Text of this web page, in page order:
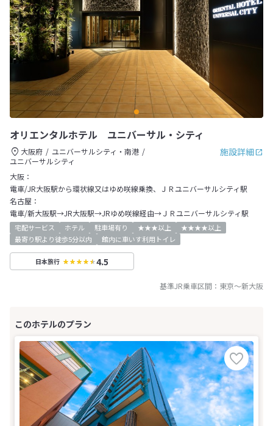
オリエンタルホテル ユニバーサル・シティ
施設詳細
大阪府
ユニバーサルシティ・南港
ユニバーサルシティ
大阪：
電車/JR大阪駅から環状線又はゆめ咲線乗換、ＪＲユニバーサルシティ駅
名古屋：
電車/新大阪駅→JR大阪駅→JRゆめ咲線経由→ＪＲユニバーサルシティ駅
宅配サービス ホテル 駐車場有り ★★★以上
★★★★以上
最寄り駅より徒歩5分以内
館内に車いす利用トイレ
日本旅行 4.5
基準JR乗車区間： 東京～新大阪